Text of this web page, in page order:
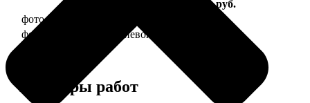
Цена, руб.
фото 20х30 в деревянной рамке
фото 20х30 в алюминиевой рамке
Примеры работ